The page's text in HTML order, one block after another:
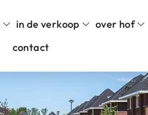
in de verkoop over hof
contact